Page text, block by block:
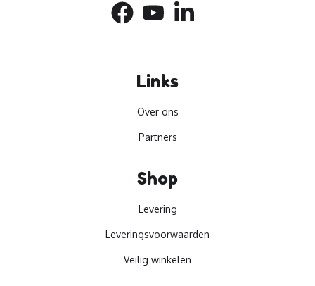
Links
Over ons
Partners
Shop
Levering
Leveringsvoorwaarden
Veilig winkelen